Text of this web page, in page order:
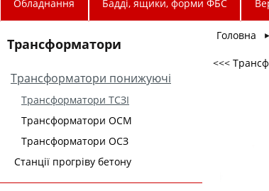
Обладнання Бадді, ящики, форми ФБС
Трансформатори
Трансформатори понижуючі
Трансформатори ТСЗІ
Трансформатори ОСМ
Трансформатори ОСЗ
Станції прогріву бетону
Головна ►
<<<